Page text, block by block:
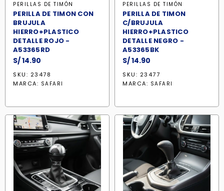
PERILLAS DE TIMÓN
PERILLA DE TIMON CON
BRUJULA
HIERRO+PLASTICO
DETALLE ROJO -
A53365RD
S/14.90
SKU: 23478
MARCA: SAFARI
PERILLAS DE TIMÓN
PERILLA DE TIMON
C/BRUJULA
HIERRO+PLASTICO
DETALLE NEGRO -
A53365BK
S/14.90
SKU: 23477
MARCA: SAFARI